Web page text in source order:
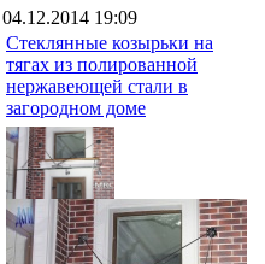
04.12.2014 19:09
Стеклянные козырьки на
тягах из полированной
нержавеющей стали в
загородном доме